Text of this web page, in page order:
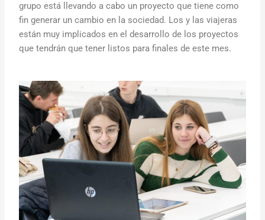
grupo está llevando a cabo un proyecto que tiene como
fin generar un cambio en la sociedad. Los y las viajeras
están muy implicados en el desarrollo de los proyectos
que tendrán que tener listos para finales de este mes.